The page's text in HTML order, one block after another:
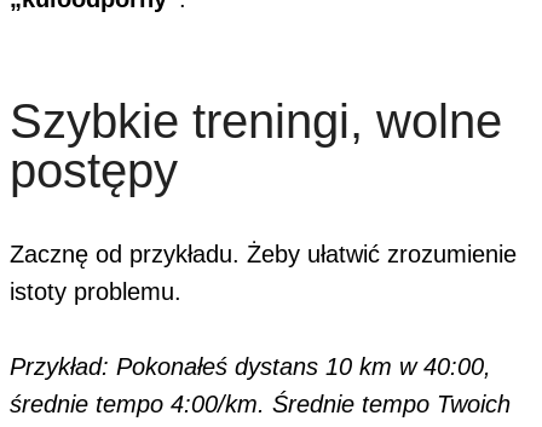
Szybkie treningi, wolne
postępy
Zacznę od przykładu. Żeby ułatwić zrozumienie
istoty problemu.
Przykład: Pokonałeś dystans 10 km w 40:00,
średnie tempo 4:00/km. Średnie tempo Twoich